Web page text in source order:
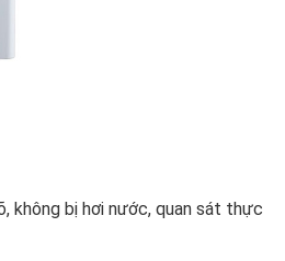
không bị hơi nước, quan sát thực